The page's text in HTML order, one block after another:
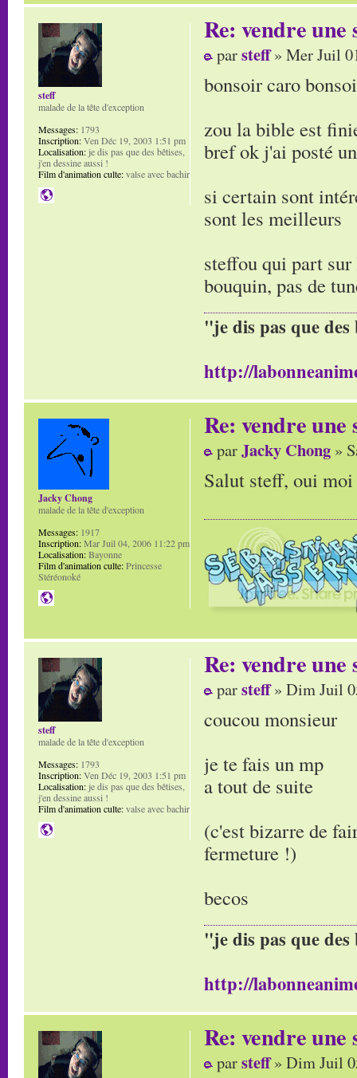
Re: vendre une
parsteff» Mer Juil
bonsoir caro
zou la bible est
bref ok j'ai posté
si certain sont
sont les meilleurs
steffou qui part
bouquin, pas de
"je dis pas que
http://
steff
malade de la tête d'exception
Messages: 1793
Inscription:Ven Déc 19, 2003 1:51 pm
Localisation:je dis pas que des bêtises,
j'en dessine aussi !
Film d'animation culte:valse avec bachir
Re: vendre une
parJacky Chong »
Salut steff, oui
Jacky Chong
malade de la tête d'exception
Messages: 1917
Inscription:Mar Juil 04, 2006 11:22 pm
Localisation:Bayonne
Film d'animation culte:Princesse
Stéréonoké
Re: vendre une
parsteff» Dim Juil
coucou monsieur
je te fais un mp
a tout de suite
(c'est bizarre de
fermeture !)
becos
"je dis pas que
http://
steff
malade de la tête d'exception
Messages: 1793
Inscription:Ven Déc 19, 2003 1:51 pm
Localisation:je dis pas que des bêtises,
j'en dessine aussi !
Film d'animation culte:valse avec bachir
Re: vendre une
parsteff» Dim Juil